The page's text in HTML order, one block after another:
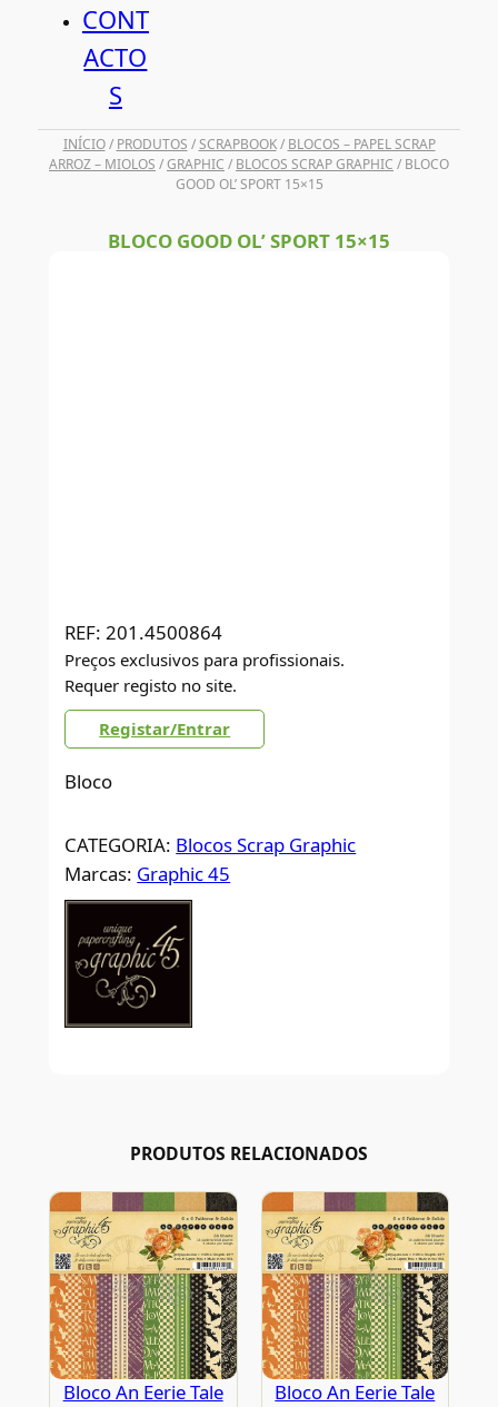
CONT
ACTO
S
INÍCIO/ PRODUTOS /SCRAPBOOK/ BLOCOS – PAPEL SCRAP
ARROZ – MIOLOS /GRAPHIC / BLOCOS SCRAP GRAPHIC / BLOCO
GOOD OL’ SPORT 15×15
BLOCO GOOD OL’ SPORT 15×15
REF: 201.4500864
Preços exclusivos para profissionais.
Requer registo no site.
Registar/Entrar
Bloco
CATEGORIA: Blocos Scrap Graphic
Marcas: Graphic 45
PRODUTOS RELACIONADOS
Bloco An Eerie Tale
Bloco An Eerie Tale